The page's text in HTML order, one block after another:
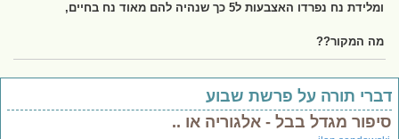
ומלידת נח נפרדו האצבעות ל5 כך שנהיה להם מאוד נח בחיים,
מה המקור??
תורה על פרשת שבוע
מגדל בבל - אלגוריה או ..